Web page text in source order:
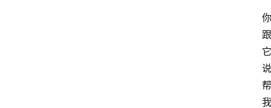
你
跟
它
说
帮
我